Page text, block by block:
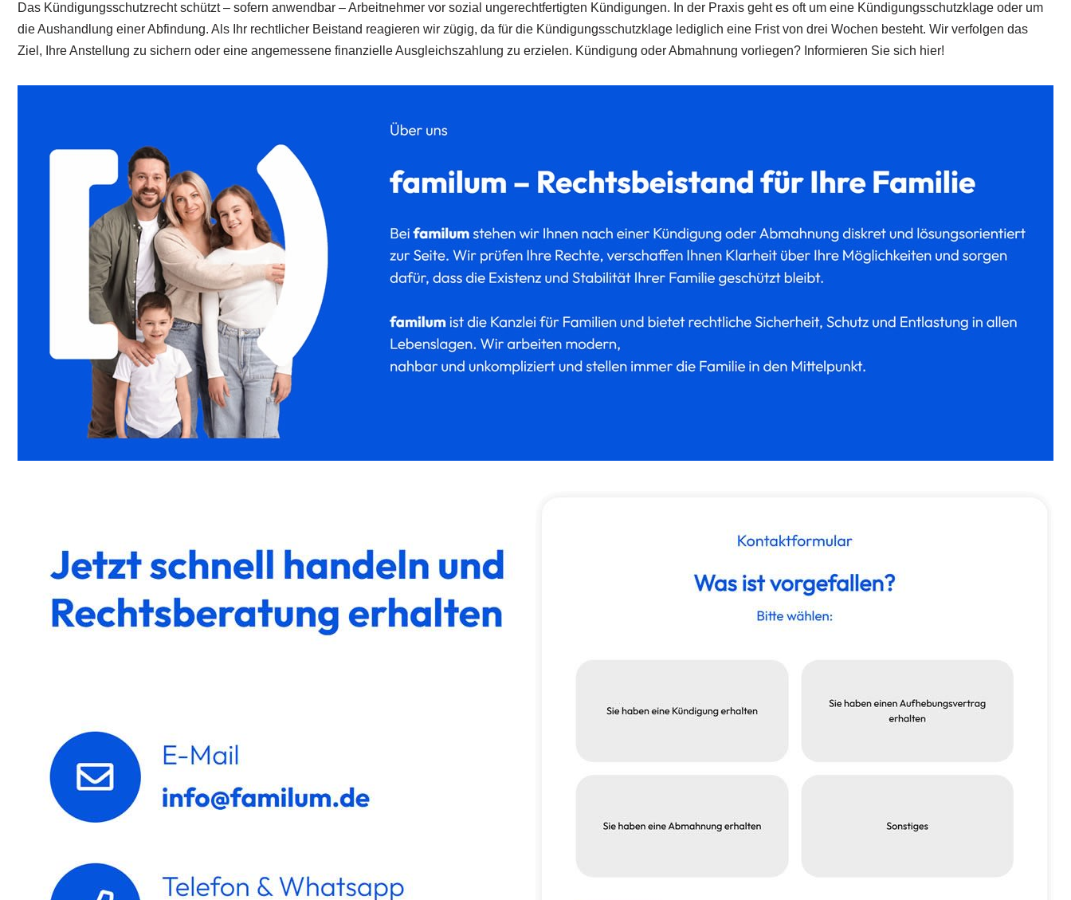
Das Kündigungsschutzrecht schützt – sofern anwendbar – Arbeitnehmer vor sozial ungerechtfertigten Kündigungen. In der Praxis geht es oft um eine Kündigungsschutzklage oder um
die Aushandlung einer Abfindung. Als Ihr rechtlicher Beistand reagieren wir zügig, da für die Kündigungsschutzklage lediglich eine Frist von drei Wochen besteht. Wir verfolgen das
Ziel, Ihre Anstellung zu sichern oder eine angemessene finanzielle Ausgleichszahlung zu erzielen. Kündigung oder Abmahnung vorliegen? Informieren Sie sich hier!